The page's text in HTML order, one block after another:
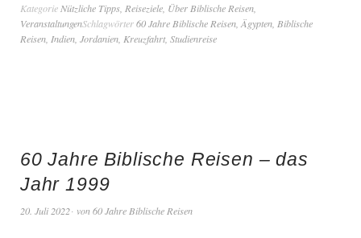
Kategorie Nützliche Tipps Reiseziele Über Biblische Reisen
VeranstaltungenSchlagwörter60 Jahre Biblische Reisen Ägypten Biblische
Reisen Indien Jordanien Kreuzfahrt, Studienreise
60 Jahre Biblische Reisen – das
Jahr 1999
20. Juli 2022 von 60 Jahre Biblische Reisen